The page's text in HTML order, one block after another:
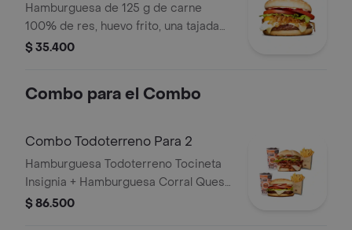
Hamburguesa de 125 g de carne
100% de res, huevo frito, una tajada
de queso tipo mozzarella, cebolla
$ 35.400
Combo para el Combo
Combo Todoterreno Para 2
Hamburguesa Todoterreno Tocineta
Insignia + Hamburguesa Corral Queso
+ 2 papas grandes + 2 bebidas
$ 86.500